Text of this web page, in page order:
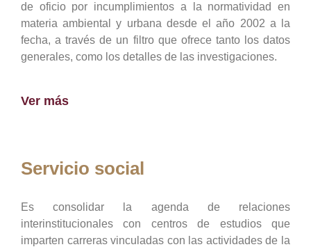
de oficio por incumplimientos a la normatividad en
materia ambiental y urbana desde el año 2002 a la
fecha, a través de un filtro que ofrece tanto los datos
generales, como los detalles de las investigaciones.
Ver más
Servicio social
Es consolidar la agenda de relaciones
interinstitucionales con centros de estudios que
imparten carreras vinculadas con las actividades de la